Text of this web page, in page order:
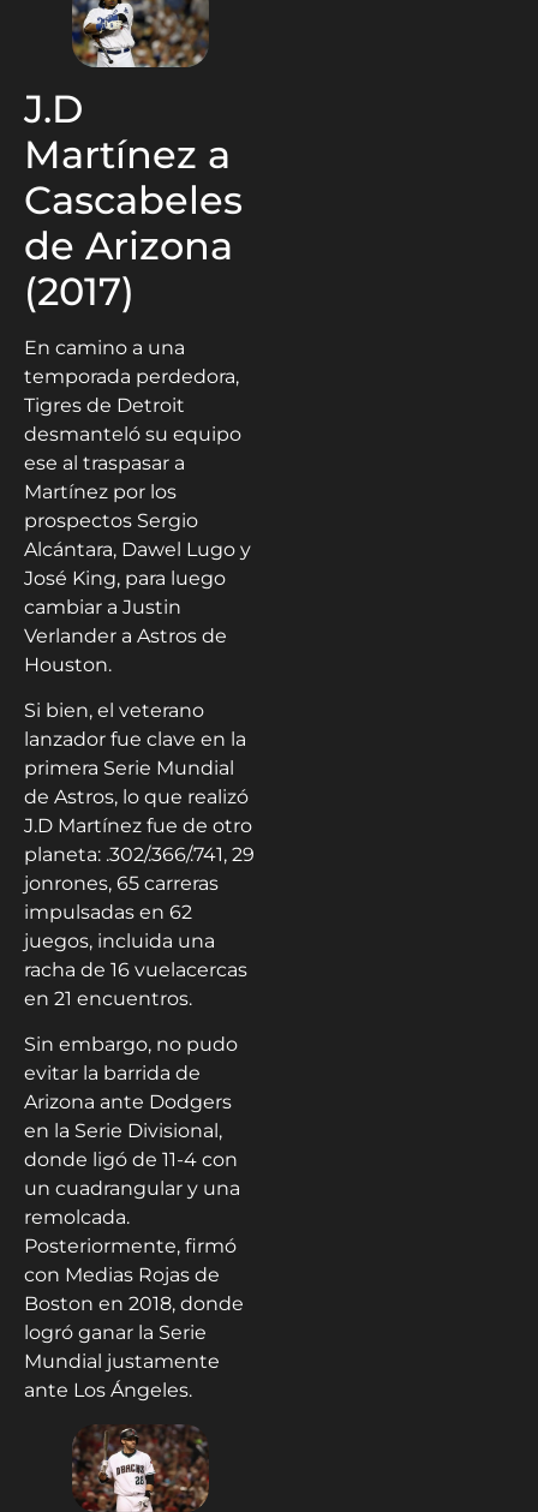
J.D
Martínez a
Cascabeles
de Arizona
(2017)
En camino a una
temporada perdedora,
Tigres de Detroit
desmanteló su equipo
ese al traspasar a
Martínez por los
prospectos Sergio
Alcántara, Dawel Lugo y
José King, para luego
cambiar a Justin
Verlander a Astros de
Houston.
Si bien, el veterano
lanzador fue clave en la
primera Serie Mundial
de Astros, lo que realizó
J.D Martínez fue de otro
planeta: .302/.366/.741, 29
jonrones, 65 carreras
impulsadas en 62
juegos, incluida una
racha de 16 vuelacercas
en 21 encuentros.
Sin embargo, no pudo
evitar la barrida de
Arizona ante Dodgers
en la Serie Divisional,
donde ligó de 11-4 con
un cuadrangular y una
remolcada.
Posteriormente, firmó
con Medias Rojas de
Boston en 2018, donde
logró ganar la Serie
Mundial justamente
ante Los Ángeles.